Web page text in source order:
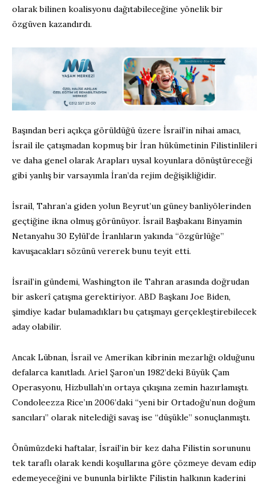
olarak bilinen koalisyonu dağıtabileceğine yönelik bir
özgüven kazandırdı.
Başından beri açıkça görüldüğü üzere İsrail’in nihai amacı,
İsrail ile çatışmadan kopmuş bir İran hükümetinin Filistinlileri
ve daha genel olarak Arapları uysal koyunlara dönüştüreceği
gibi yanlış bir varsayımla İran’da rejim değişikliğidir.
İsrail, Tahran’a giden yolun Beyrut’un güney banliyölerinden
geçtiğine ikna olmuş görünüyor. İsrail Başbakanı Binyamin
Netanyahu 30 Eylül’de İranlıların yakında “özgürlüğe”
kavuşacakları sözünü vererek bunu teyit etti.
İsrail’in gündemi, Washington ile Tahran arasında doğrudan
bir askerî çatışma gerektiriyor. ABD Başkanı Joe Biden,
şimdiye kadar bulamadıkları bu çatışmayı gerçekleştirebilecek
aday olabilir.
Ancak Lübnan, İsrail ve Amerikan kibrinin mezarlığı olduğunu
defalarca kanıtladı. Ariel Şaron’un 1982’deki Büyük Çam
Operasyonu, Hizbullah’ın ortaya çıkışına zemin hazırlamıştı.
Condoleezza Rice’ın 2006’daki “yeni bir Ortadoğu’nun doğum
sancıları” olarak nitelediği savaş ise “düşükle” sonuçlanmıştı.
Önümüzdeki haftalar, İsrail’in bir kez daha Filistin sorununu
tek taraflı olarak kendi koşullarına göre çözmeye devam edip
edemeyeceğini ve bununla birlikte Filistin halkının kaderini